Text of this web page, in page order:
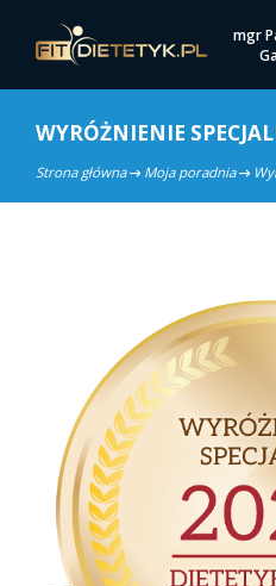
mgr
WYRÓŻNIENIE
Strona główna Moja poradnia